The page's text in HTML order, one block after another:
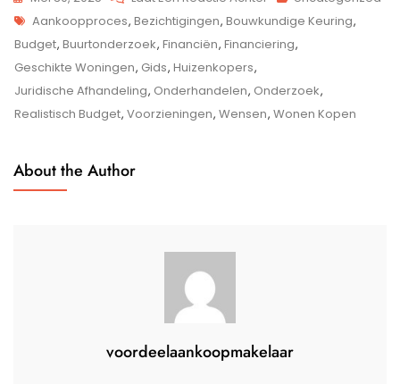
Praktische
Gids
Het
Kopen
Tags
Aankoopproces, Bezichtigingen, Bouwkundige Keuring,
Budget, Buurtonderzoek, Financiën, Financiering,
Geschikte Woningen, Gids, Huizenkopers,
Juridische Afhandeling, Onderhandelen, Onderzoek,
Realistisch Budget, Voorzieningen, Wensen, Wonen Kopen
About the Author
voordeelaankoopmakelaar